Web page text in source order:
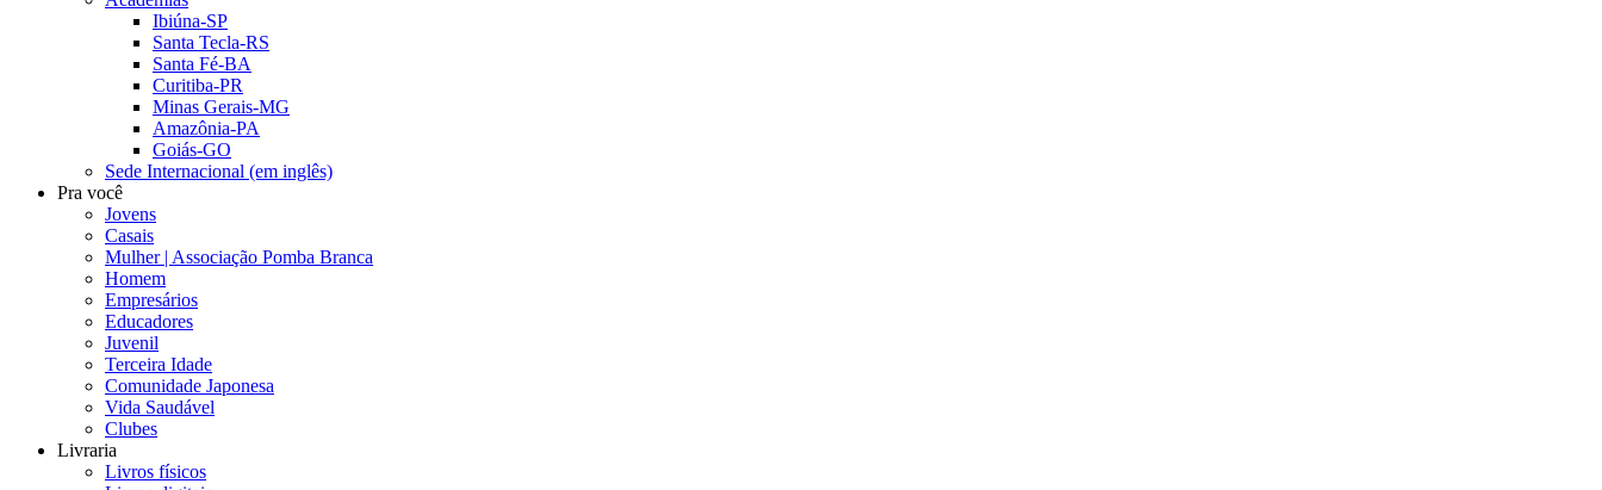
Ibiúna-SP
Santa Tecla-RS
Santa Fé-BA
Curitiba-PR
Minas Gerais-MG
Amazônia-PA
Goiás-GO
Sede Internacional (em inglês)
Pra você
Jovens
Casais
Mulher | Associação Pomba Branca
Homem
Empresários
Educadores
Juvenil
Terceira Idade
Comunidade Japonesa
Vida Saudável
Clubes
Livraria
Livros físicos